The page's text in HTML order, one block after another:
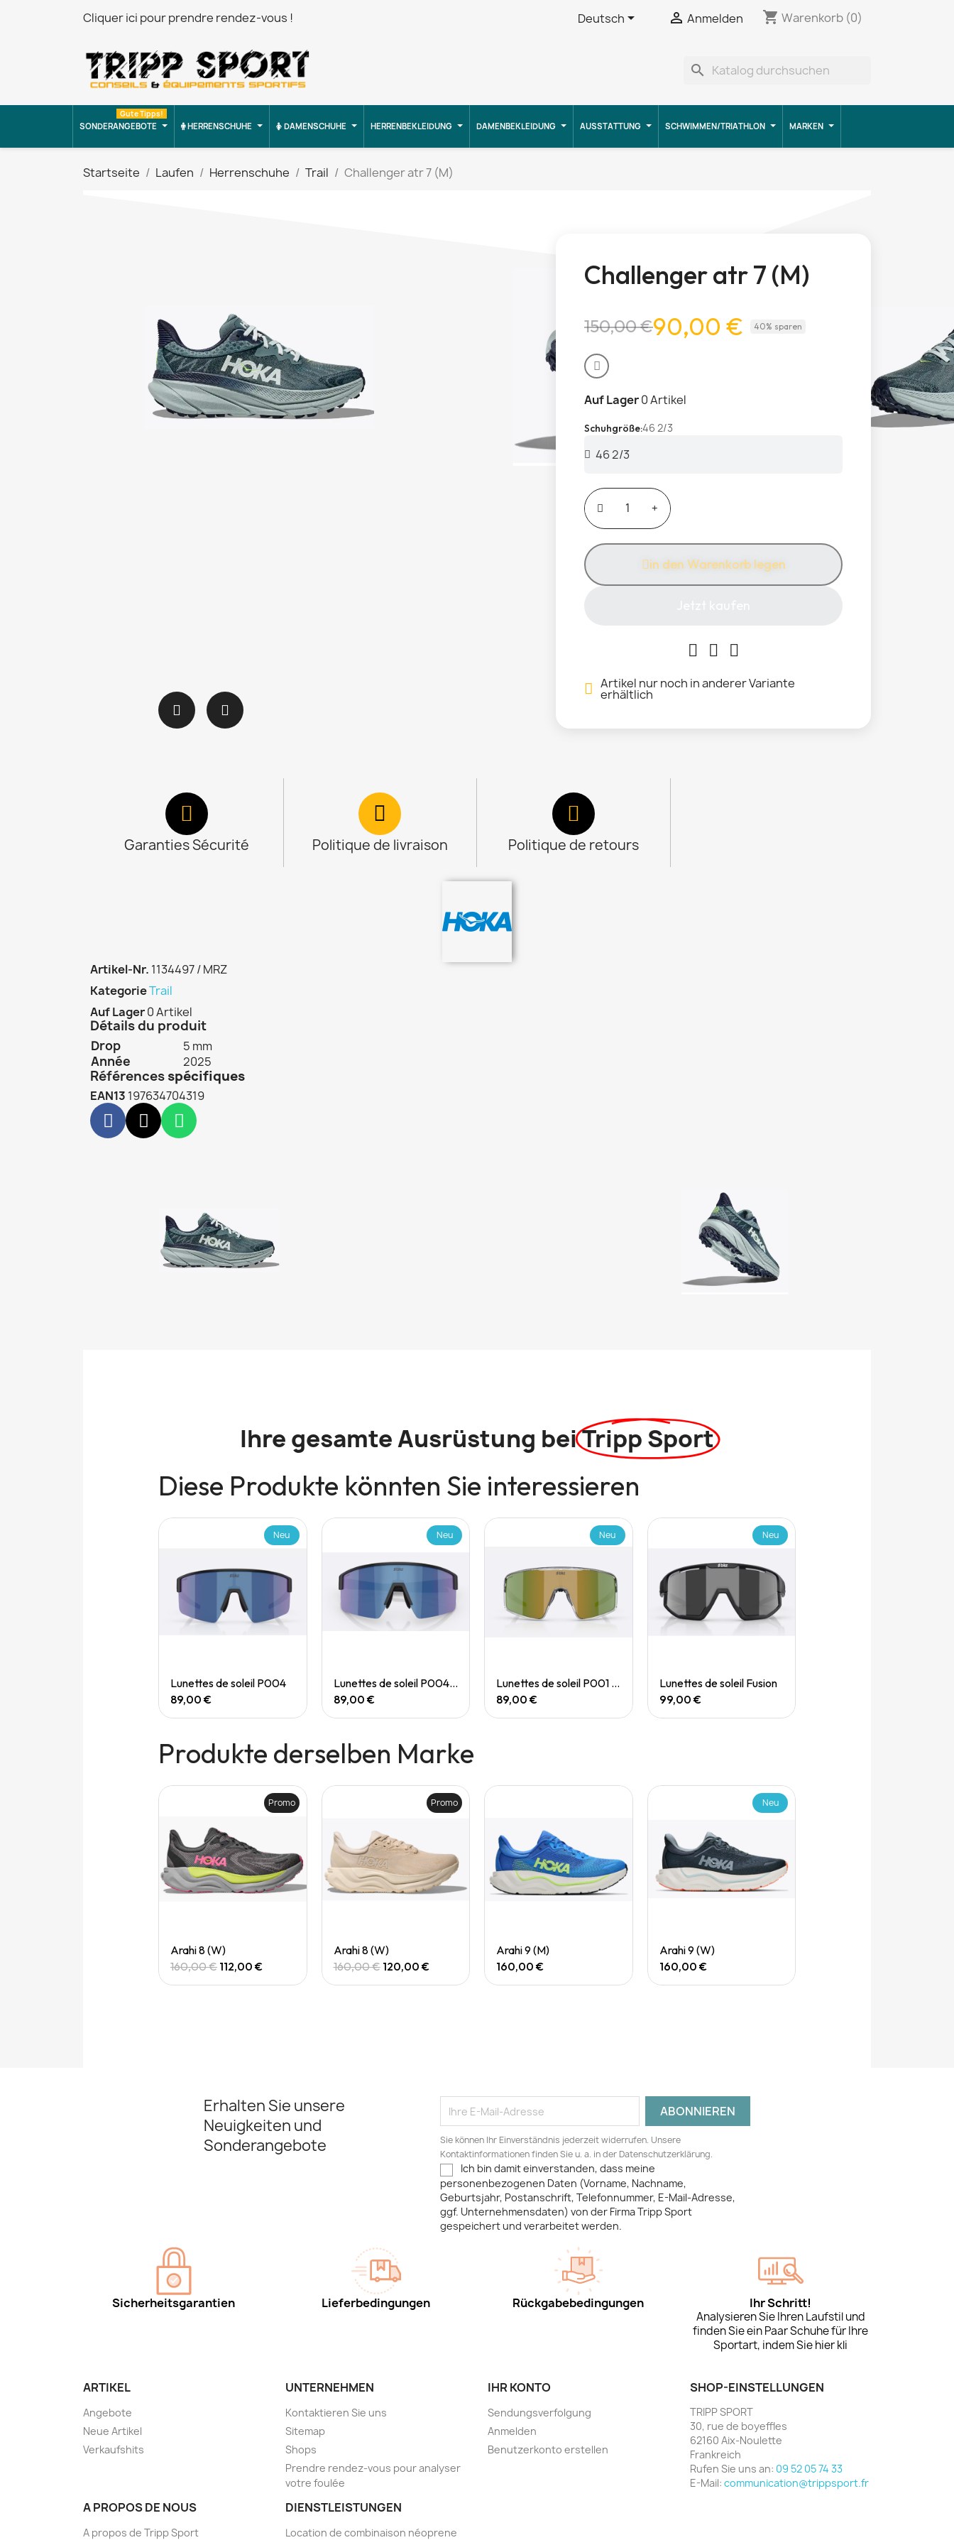
Cliquer ici pour prendre rendez-vous ! Deutsch  Anmelden shopping_cart Warenkorb (0)
search
SONDERANGEBOTE
Gute Tipps!
HERRENSCHUHE DAMENSCHUHE HERRENBEKLEIDUNG DAMENBEKLEIDUNG AUSSTATTUNG SCHWIMMEN/TRIATHLON MARKEN
Startseite Laufen Herrenschuhe Trail Challenger atr 7 (M)
Challenger atr 7 (M)
150,00 €90,00 € 40% sparen
Auf Lager0 Artikel
Schuhgröße46 2/3
in den Warenkorb legen
Artikel nur noch in anderer Variante
erhältlich
Garanties Sécurité Politique de livraison Politique de retours
Artikel-Nr. 1134497 / MRZ
KategorieTrail
Auf Lager0 Artikel
Détails du produit
Drop 5 mm
Année 2025
Références spécifiques
EAN13 197634704319
Ihre gesamte Ausrüstung beiTripp Sport
Diese Produkte könnten Sie interessieren
Quick View
Neu
Lunettes de soleil P004
89,00 €
Quick View
Neu
Lunettes de soleil P004 Small
89,00 €
Quick View
Neu
Lunettes de soleil P001 Small
89,00 €
Quick View
Neu
Lunettes de soleil Fusion
99,00 €
Produkte derselben Marke
Quick View
Promo
Arahi 8 (W)
160,00 € 112,00 €
Quick View
Promo
Arahi 8 (W)
160,00 € 120,00 €
Quick View
Arahi 9 (M)
160,00 €
Quick View
Neu
Arahi 9 (W)
160,00 €
Erhalten Sie unsere
Neuigkeiten und
Sonderangebote
Sie können Ihr Einverständnis jederzeit widerrufen. Unsere
Kontaktinformationen finden Sie u. a. in der Datenschutzerklärung.
Ich bin damit einverstanden, dass meine
personenbezogenen Daten (Vorname, Nachname,
Geburtsjahr, Postanschrift, Telefonnummer, E-Mail-Adresse,
ggf. Unternehmensdaten) von der Firma Tripp Sport
gespeichert und verarbeitet werden.
Sicherheitsgarantien Lieferbedingungen Rückgabebedingungen Ihr Schritt!
Analysieren Sie Ihren Laufstil und
finden Sie ein Paar Schuhe für Ihre
Sportart, indem Sie hier kli
ARTIKEL
Angebote
Neue Artikel
Verkaufshits
UNTERNEHMEN
Kontaktieren Sie uns
Sitemap
Shops
Prendre rendez-vous pour analyser
votre foulée
A PROPOS DE NOUS
A propos de Tripp Sport
DIENSTLEISTUNGEN
Location de combinaison néoprene
IHR KONTO
Sendungsverfolgung
Anmelden
Benutzerkonto erstellen
SHOP-EINSTELLUNGEN
TRIPP SPORT
30, rue de boyeffles
62160 Aix-Noulette
Frankreich
Rufen Sie uns an: 09 52 05 74 33
E-Mail: communication@trippsport.fr